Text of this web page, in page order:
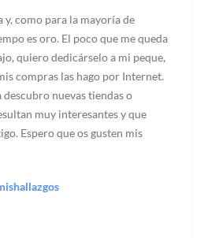
y, como para la mayoría de
es oro. El poco que me queda
quiero dedicárselo a mi peque,
compras las hago por Internet.
descubro nuevas tiendas o
muy interesantes y que
Espero que os gusten mis